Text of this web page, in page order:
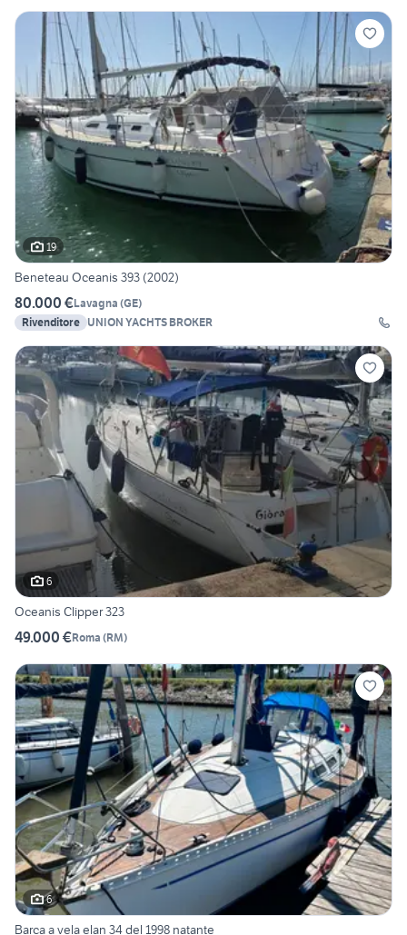
19
Beneteau Oceanis 393 (2002)
80.000 €Lavagna (GE)
Rivenditore UNION YACHTS BROKER
6
Oceanis Clipper 323
49.000 €Roma (RM)
6
Barca a vela elan 34 del 1998 natante